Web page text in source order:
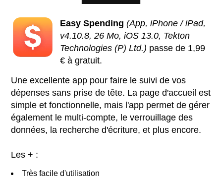
Easy Spending (App, iPhone / iPad,
v4.10.8, 26 Mo, iOS 13.0, Tekton
Technologies (P) Ltd.) passe de 1,99
€ à gratuit.
Une excellente app pour faire le suivi de vos
dépenses sans prise de tête. La page d'accueil est
simple et fonctionnelle, mais l'app permet de gérer
également le multi-compte, le verrouillage des
données, la recherche d'écriture, et plus encore.
Les + :
Très facile d'utilisation